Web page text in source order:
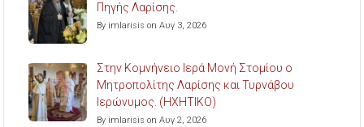
Πηγής Λαρίσης.
By imlarisis on Αυγ 3, 2026
Στην Κομνήνειο Ιερά Μονή Στομίου ο
Μητροπολίτης Λαρίσης και Τυρνάβου
Ιερώνυμος. (ΗΧΗΤΙΚΟ)
By imlarisis on Αυγ 2, 2026